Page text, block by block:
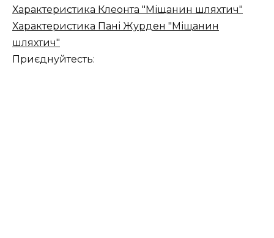
Характеристика Клеонта "Міщанин шляхтич"
Характеристика Пані Журден "Міщанин
шляхтич"
Приєднуйтесть: